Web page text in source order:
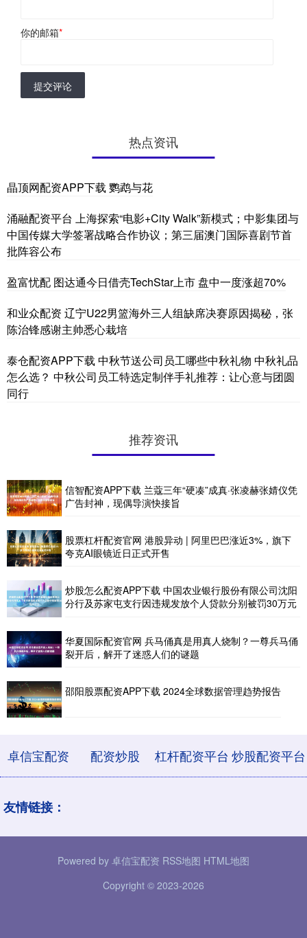
你的邮箱*
提交评论
热点资讯
晶顶网配资APP下载 鹦鹉与花
涌融配资平台 上海探索“电影+City Walk”新模式；中影集团与
中国传媒大学签署战略合作协议；第三届澳门国际喜剧节首
批阵容公布
盈富忧配 图达通今日借壳TechStar上市 盘中一度涨超70%
和业众配资 辽宁U22男篮海外三人组缺席决赛原因揭秘，张
陈治锋感谢主帅悉心栽培
泰仓配资APP下载 中秋节送公司员工哪些中秋礼物 中秋礼品
怎么选？ 中秋公司员工特选定制伴手礼推荐：让心意与团圆
同行
推荐资讯
信智配资APP下载 兰蔻三年“硬凑”成真·张凌赫张婧仪凭
广告封神，现偶导演快接旨
股票杠杆配资官网 港股异动 | 阿里巴巴涨近3%，旗下
夸克AI眼镜近日正式开售
炒股怎么配资APP下载 中国农业银行股份有限公司沈阳
分行及苏家屯支行因违规发放个人贷款分别被罚30万元
华夏国际配资官网 兵马俑真是用真人烧制？一尊兵马俑
裂开后，解开了迷惑人们的谜题
邵阳股票配资APP下载 2024全球数据管理趋势报告
卓信宝配资 配资炒股 杠杆配资平台 炒股配资平台
友情链接：
Powered by 卓信宝配资 RSS地图 HTML地图
Copyright © 2023-2026